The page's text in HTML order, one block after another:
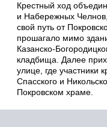
Крестный ход
и Набережных
свой путь от
прошагало мимо
Казанско-
кладбища. Далее
улице, где участники
Спасского и
Покровском храме.